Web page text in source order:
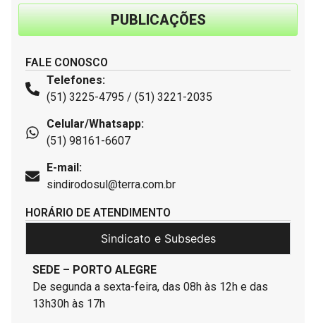
PUBLICAÇÕES
FALE CONOSCO
Telefones:
(51) 3225-4795 / (51) 3221-2035
Celular/Whatsapp:
(51) 98161-6607
E-mail:
sindirodosul@terra.com.br
HORÁRIO DE ATENDIMENTO
Sindicato e Subsedes
SEDE – PORTO ALEGRE
De segunda a sexta-feira, das 08h às 12h e das
13h30h às 17h